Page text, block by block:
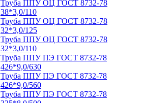
Труба ППУ ОЦ ГОСТ 8732-78
38*3,0/110
Труба ППУ ОЦ ГОСТ 8732-78
32*3,0/125
Труба ППУ ОЦ ГОСТ 8732-78
32*3,0/110
Труба ППУ ПЭ ГОСТ 8732-78
426*9,0/630
Труба ППУ ПЭ ГОСТ 8732-78
426*9,0/560
Труба ППУ ПЭ ГОСТ 8732-78